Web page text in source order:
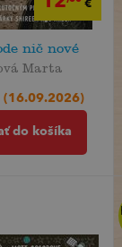
€
nič nové
Marta
(16.09.2026)
do košíka